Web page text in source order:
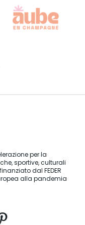
per la
sportive, culturali
dal FEDER
alla pandemia